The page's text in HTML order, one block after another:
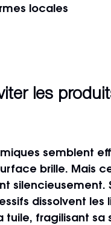
locales
les
semblent
brille. Mais
silencieusement.
dissolvent les
tuile, fragilisant sa